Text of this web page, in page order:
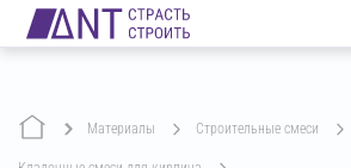
Материалы строительные смеси